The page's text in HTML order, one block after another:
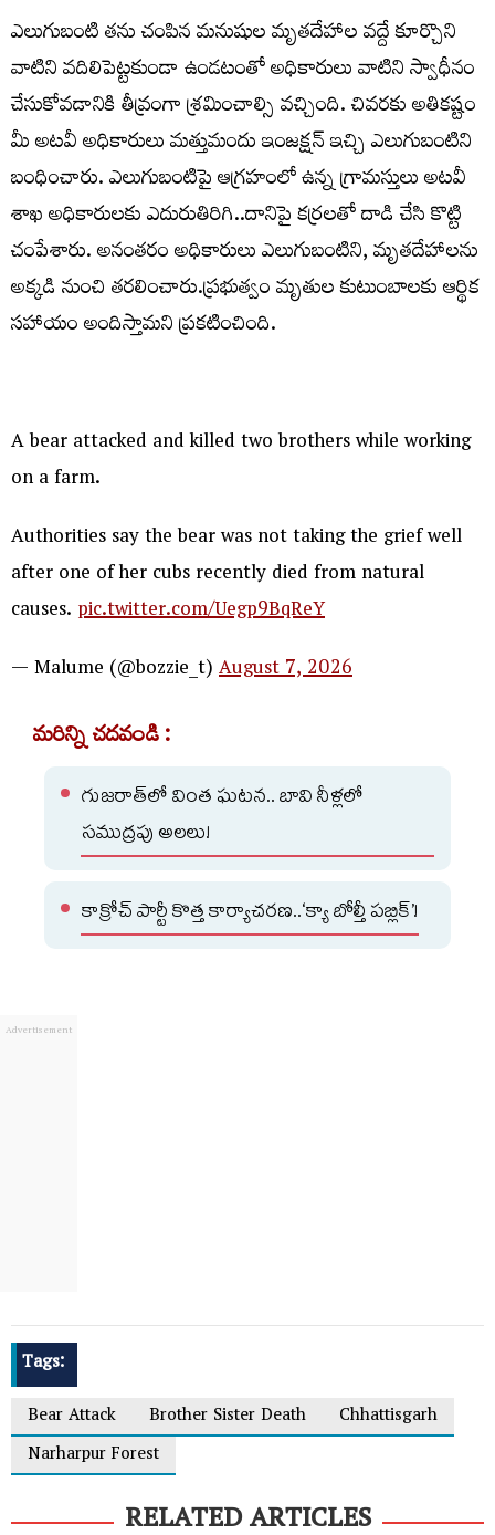
ఎలుగుబంటి తను చంపిన మనుషుల మృతదేహాల వద్దే కూర్చొని
వాటిని వదిలిపెట్టకుండా ఉండటంతో అధికారులు వాటిని స్వాధీనం
చేసుకోవడానికి తీవ్రంగా శ్రమించాల్సి వచ్చింది. చివరకు అతికష్టం
మీ అటవీ అధికారులు మత్తుమందు ఇంజక్షన్ ఇచ్చి ఎలుగుబంటిని
బంధించారు. ఎలుగుబంటిపై ఆగ్రహంలో ఉన్న గ్రామస్తులు అటవీ
శాఖ అధికారులకు ఎదురుతిరిగి..దానిపై కర్రలతో దాడి చేసి కొట్టి
చంపేశారు. అనంతరం అధికారులు ఎలుగుబంటిని, మృతదేహాలను
అక్కడి నుంచి తరలించారు.ప్రభుత్వం మృతుల కుటుంబాలకు ఆర్థిక
సహాయం అందిస్తామని ప్రకటించింది.
A bear attacked and killed two brothers while working
on a farm.
Authorities say the bear was not taking the grief well
after one of her cubs recently died from natural
causes.pic.twitter.com/Uegp9BqReY
— Malume (@bozzie_t)August 7, 2026
మరిన్ని చదవండి :
గుజరాత్‌లో వింత ఘటన.. బావి నీళ్లలో
సముద్రపు అలలు!
కాక్రోచ్ పార్టీ కొత్త కార్యాచరణ..‘క్యా బోల్తీ పబ్లిక్’!
Tags:
Bear Attack
Brother Sister Death
Chhattisgarh
Narharpur Forest
RELATED ARTICLES